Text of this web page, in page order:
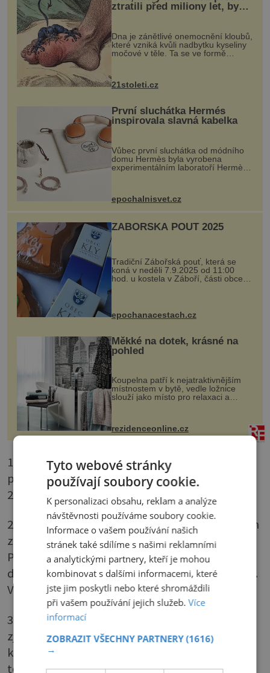
ztratili před miliony let, by
mohl pomoci s léčbou
„nemoci králů“
Dna je zánětlivé onemocnění kloubů,
které vzniká kvůli nadbytku kyseliny
močové v těle. Ta se ve formě
nohou, a způsobuje bole...
21stoleti.cz
První sluchátka Hermés
inspirovala slavná kabelka
Vůbec první sluchátka od módního
domu Hermès byla vyrobena
experimentálním laboratoří Hermès
kovový...
epochalnisvet.cz
ZÁBOŘSKÁ POUŤ 2025
Tradiční Zábořská pouť, která se
koná v neděli 7.9.2025 od 11:00
hod. u kostela v Záboří, části obce
Kly u Mělníka. V programu naleznete
komentovanou prohlídku kostela,
epochanacestach.cz
Měkké na dotek, krásné na
pohled
Koupelna patří k nejatraktivnějším
místnostem v bytě, vedle ložnice
slouží jako místo pro relaxaci a
odpočinek. Koupelnový textil –
ručníky, osušky a koberečky –
proutku...
rezidenceonline.cz
1) Kaštany nařízneme do kříže, aby se nám
později lépe loupaly. Troubu předehřejeme na
220 °C. Pečeme je 20 minut. Poté je oloupeme.
2) V hrnci rozehřejeme máslo. Necháme na něm
zesklovatět nadrobno pokrájenou cibuli.
Přihodíme pokrájený zázvor, celer a kaštany a
dvě minuty opékáme, Potom zalijeme vývarem.
Vaříme 30 minut.
3) Polévku rozmixujeme, osolíme a opepříme a
zjemníme smetanou. Ozdobíme kousky
kaštanů a bylinkami. Podáváme s opečeným
toustem.
Tyto webové stránky
používají soubory cookie.
K personalizaci obsahu, reklam a analýze
návštěvnosti používáme soubory cookie.
Informace o vašem používání našich
stránek také sdílíme s našimi reklamními
a analytickými partnery, kteří je mohou
kombinovat s dalšími informacemi, které
jste jim poskytli nebo které shromáždili
při vašem používání jejich služeb.Více
informací
ZOBRAZIT VŠECHNY PARTNERY(1616)
→